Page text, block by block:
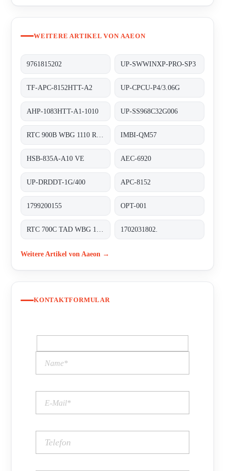
WEITERE ARTIKEL VON AAEON
9761815202 UP-SWWINXP-PRO-SP3
TF-APC-8152HTT-A2 UP-CPCU-P4/3.06G
AHP-1083HTT-A1-1010 UP-SS968C32G006
IMBI-QM57
HSB-835A-A10 VE AEC-6920
UP-DRDDT-1G/400 APC-8152
1799200155 OPT-001
1702031802.
Weitere Artikel von Aaeon →
KONTAKTFORMULAR